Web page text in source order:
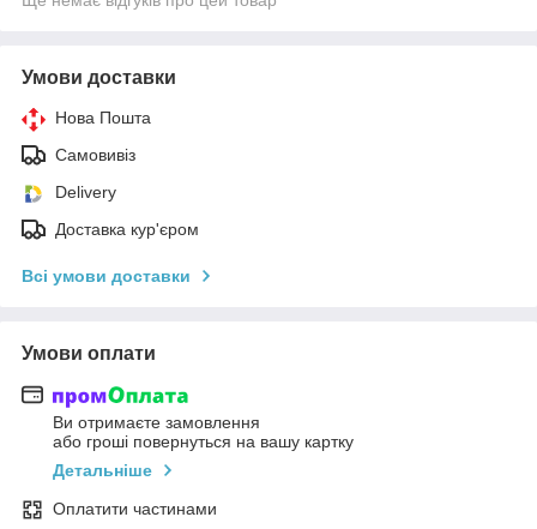
Умови доставки
Нова Пошта
Самовивіз
Delivery
Доставка кур'єром
Всі умови доставки
Умови оплати
Ви отримаєте замовлення
або гроші повернуться на вашу картку
Детальніше
Оплатити частинами